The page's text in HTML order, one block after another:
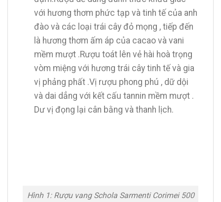
với hương thơm phức tạp và tinh tế của anh
đào và các loại trái cây đỏ mọng , tiếp đến
là hương thơm ấm áp của cacao và vani
mềm mượt .Rượu toát lên vẻ hài hoà trọng
vòm miệng với hương trái cây tinh tế và gia
vị phảng phất .Vị rượu phong phú , dữ dội
và dai dẳng với kết cấu tannin mềm mượt .
Dư vị đọng lại cân bằng và thanh lịch.
Hình 1: Rượu vang Schola Sarmenti Corimei 500